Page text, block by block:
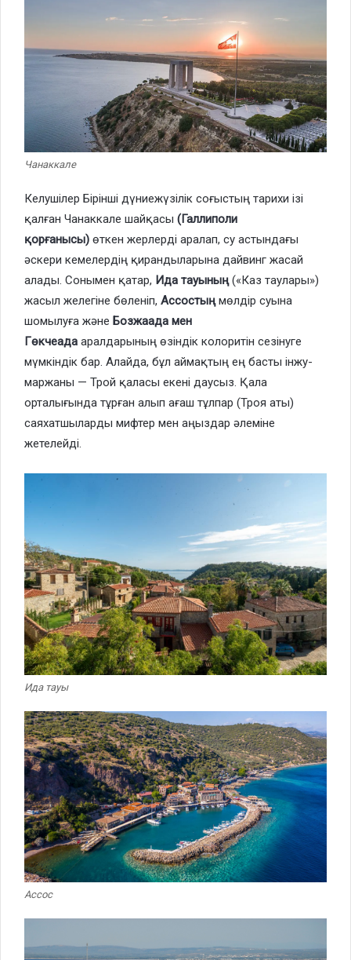
Чанаккале
Келушілер Бірінші дүниежүзілік соғыстың тарихи ізі
қалған Чанаккале шайқасы (Галлиполи
қорғанысы) өткен жерлерді аралап, су астындағы
әскери кемелердің қирандыларына дайвинг жасай
алады. Сонымен қатар, Ида тауының(«Каз таулары»)
жасыл желегіне бөленіп, Ассостың мөлдір суына
шомылуға және Бозжаада мен
Гөкчеада аралдарының өзіндік колоритін сезінуге
мүмкіндік бар. Алайда, бұл аймақтың ең басты інжу-
маржаны — Трой қаласы екені даусыз. Қала
орталығында тұрған алып ағаш тұлпар (Троя аты)
саяхатшыларды мифтер мен аңыздар әлеміне
жетелейді.
Ида тауы
Ассос